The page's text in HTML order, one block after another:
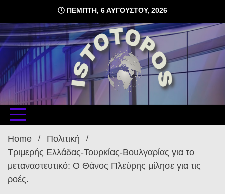
content
ΠΈΜΠΤΗ, 6 ΑΥΓΟΎΣΤΟΥ, 2026
δωρεάν φιλοξενία ιστοσελίδων , ειδήσεις
Home
Πολιτική
Τριμερής Ελλάδας-Τουρκίας-Βουλγαρίας για το
μεταναστευτικό: Ο Θάνος Πλεύρης μίλησε για τις
ροές.